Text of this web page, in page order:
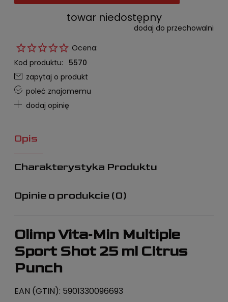
towar niedostępny
dodaj do przechowalni
Ocena:
Kod produktu:
5570
zapytaj o produkt
poleć znajomemu
dodaj opinię
Opis
Charakterystyka Produktu
Opinie o produkcie (0)
Olimp Vita‑Min Multiple
Sport Shot 25 ml Citrus
Punch
EAN (GTIN): 5901330096693